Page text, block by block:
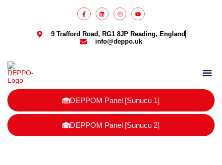
9 Trafford Road, RG1 8JP Reading, England
info@deppo.uk
DEPPOM Panel [Sunucu 1]
DEPPOM Panel [Sunucu 2]